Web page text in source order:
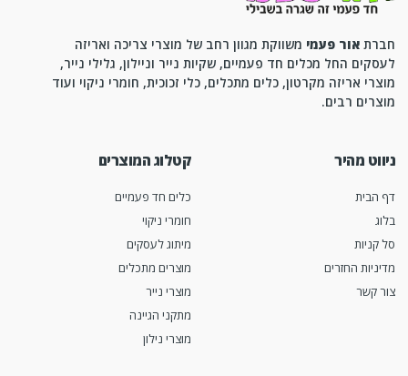
חברת אור פעמי משווקת מגוון רחב של מוצרי צריכה ואריזה
לעסקים החל מכלים חד פעמיים, שקיות נייר וניילון, גלילי נייר,
מוצרי אריזה מקרטון, כלים מתכלים, כלי זכוכית, חומרי ניקוי ועוד
מוצרים רבים.
ניווט מהיר
דף הבית
בלוג
סל קניות
מדיניות החזרים
צור קשר
קטלוג המוצרים
כלים חד פעמיים
חומרי ניקוי
מיתוג לעסקים
מוצרים מתכלים
מוצרי נייר
מתקני הגיינה
מוצרי נילון